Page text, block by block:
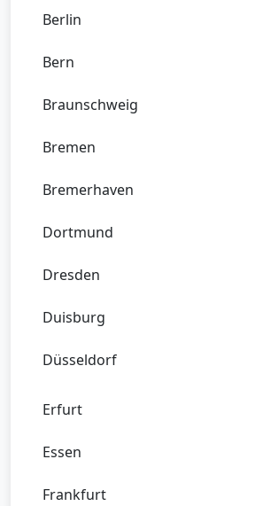
Berlin
Bern
Braunschweig
Bremen
Bremerhaven
Dortmund
Dresden
Duisburg
Düsseldorf
Erfurt
Essen
Frankfurt